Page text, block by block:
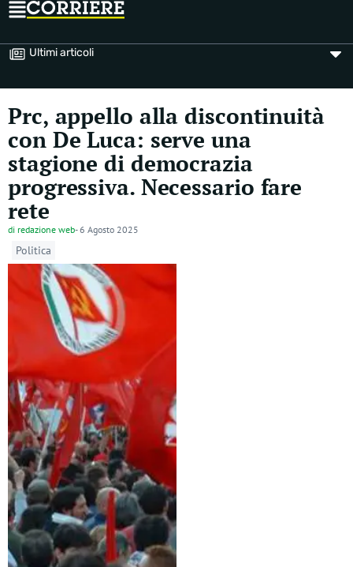
Ultimi articoli
Prc, appello alla discontinuità
con De Luca: serve una
stagione di democrazia
progressiva. Necessario fare
rete
di redazione web-6 Agosto 2025
Politica